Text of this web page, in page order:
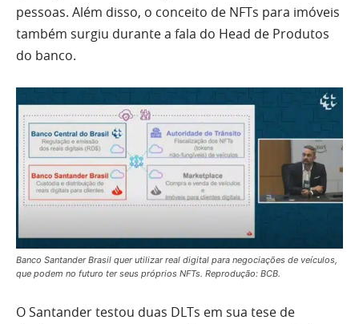
pessoas. Além disso, o conceito de NFTs para imóveis
também surgiu durante a fala do Head de Produtos
do banco.
Banco Santander Brasil quer utilizar real digital para negociações de veículos,
que podem no futuro ter seus próprios NFTs. Reprodução: BCB.
O Santander testou duas DLTs em sua tese de